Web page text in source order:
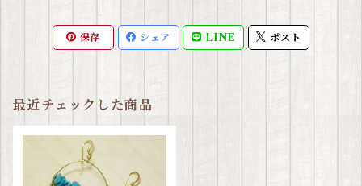
保存 シェア LINE ポスト
最近チェックした商品